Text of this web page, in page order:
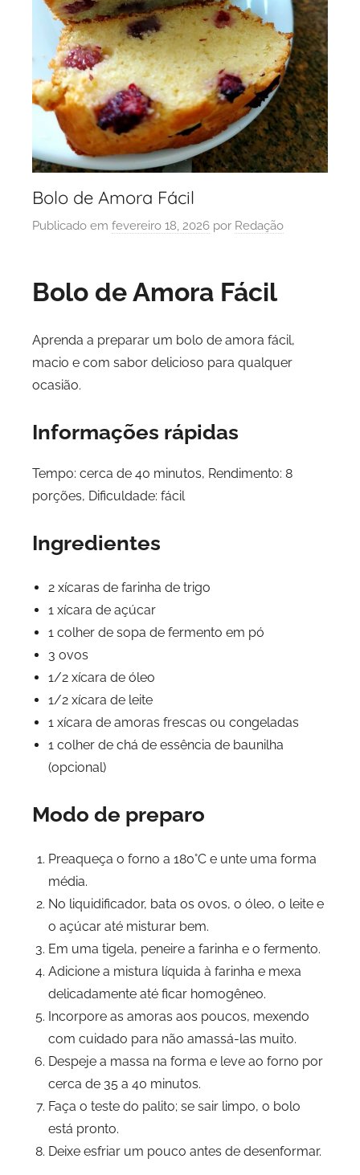
Bolo de Amora Fácil
Publicado em fevereiro 18, 2026 por Redação
Bolo de Amora Fácil
Aprenda a preparar um bolo de amora fácil,
macio e com sabor delicioso para qualquer
ocasião.
Informações rápidas
Tempo: cerca de 40 minutos, Rendimento: 8
porções, Dificuldade: fácil
Ingredientes
2 xícaras de farinha de trigo
1 xícara de açúcar
1 colher de sopa de fermento em pó
3 ovos
1/2 xícara de óleo
1/2 xícara de leite
1 xícara de amoras frescas ou congeladas
1 colher de chá de essência de baunilha
(opcional)
Modo de preparo
Preaqueça o forno a 180°C e unte uma forma
média.
No liquidificador, bata os ovos, o óleo, o leite e
o açúcar até misturar bem.
Em uma tigela, peneire a farinha e o fermento.
Adicione a mistura líquida à farinha e mexa
delicadamente até ficar homogêneo.
Incorpore as amoras aos poucos, mexendo
com cuidado para não amassá-las muito.
Despeje a massa na forma e leve ao forno por
cerca de 35 a 40 minutos.
Faça o teste do palito; se sair limpo, o bolo
está pronto.
Deixe esfriar um pouco antes de desenformar.